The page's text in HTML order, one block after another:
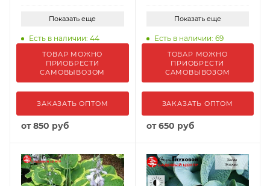
Показать еще
Есть в наличии: 44
ТОВАР МОЖНО
ПРИОБРЕСТИ
САМОВЫВОЗОМ
ЗАКАЗАТЬ ОПТОМ
от850 руб
Показать еще
Есть в наличии: 69
ТОВАР МОЖНО
ПРИОБРЕСТИ
САМОВЫВОЗОМ
ЗАКАЗАТЬ ОПТОМ
от650 руб